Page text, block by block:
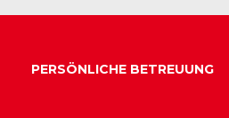
PERSÖNLICHE BETREUUNG